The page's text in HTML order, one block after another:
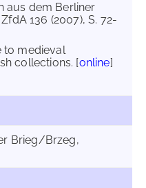
aus dem Berliner
136 (2007), S. 72-
to medieval
collections. [online]
Brieg/Brzeg,